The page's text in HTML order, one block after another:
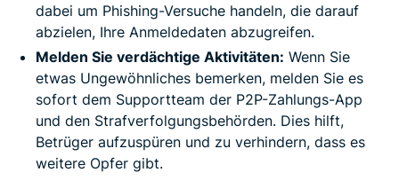
dabei um Phishing-Versuche handeln, die darauf
abzielen, Ihre Anmeldedaten abzugreifen.
Melden Sie verdächtige Aktivitäten: Wenn Sie
etwas Ungewöhnliches bemerken, melden Sie es
sofort dem Supportteam der P2P-Zahlungs-App
und den Strafverfolgungsbehörden. Dies hilft,
Betrüger aufzuspüren und zu verhindern, dass es
weitere Opfer gibt.